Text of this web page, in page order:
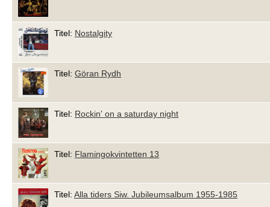
Titel: Nostalgity
Titel: Göran Rydh
Titel: Rockin' on a saturday night
Titel: Flamingokvintetten 13
Titel: Alla tiders Siw. Jubileumsalbum 1955-1985